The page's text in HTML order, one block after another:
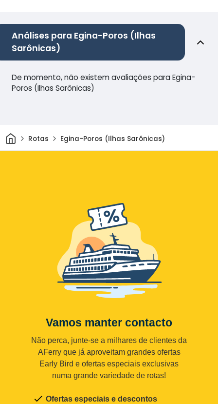
Análises para Egina-Poros (Ilhas
Sarônicas)
De momento, não existem avaliações para Egina-
Poros (Ilhas Sarônicas)
CasaRotas Egina-Poros (Ilhas Sarônicas)
Vamos manter contacto
Não perca, junte-se a milhares de clientes da
AFerry que já aproveitam grandes ofertas
Early Bird e ofertas especiais exclusivas
numa grande variedade de rotas!
Ofertas especiais e descontos